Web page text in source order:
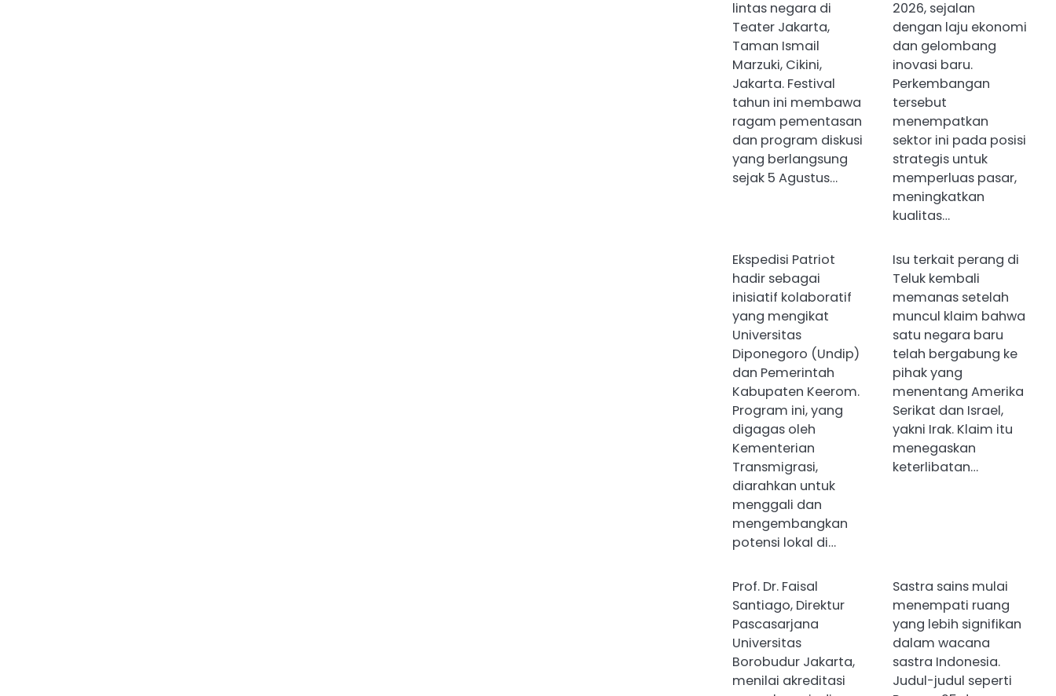
lintas negara di
Teater Jakarta,
Taman Ismail
Marzuki, Cikini,
Jakarta. Festival
tahun ini membawa
ragam pementasan
dan program diskusi
yang berlangsung
sejak 5 Agustus…
2026, sejalan
dengan laju ekonomi
dan gelombang
inovasi baru.
Perkembangan
tersebut
menempatkan
sektor ini pada posisi
strategis untuk
memperluas pasar,
meningkatkan
kualitas…
Ekspedisi Patriot
hadir sebagai
inisiatif kolaboratif
yang mengikat
Universitas
Diponegoro (Undip)
dan Pemerintah
Kabupaten Keerom.
Program ini, yang
digagas oleh
Kementerian
Transmigrasi,
diarahkan untuk
menggali dan
mengembangkan
potensi lokal di…
Isu terkait perang di
Teluk kembali
memanas setelah
muncul klaim bahwa
satu negara baru
telah bergabung ke
pihak yang
menentang Amerika
Serikat dan Israel,
yakni Irak. Klaim itu
menegaskan
keterlibatan…
Prof. Dr. Faisal
Santiago, Direktur
Pascasarjana
Universitas
Borobudur Jakarta,
menilai akreditasi
Sastra sains mulai
menempati ruang
yang lebih signifikan
dalam wacana
sastra Indonesia.
Judul-judul seperti